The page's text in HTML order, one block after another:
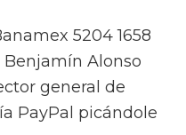
5204 1658
Benjamín Alonso
general de
PayPal picándole